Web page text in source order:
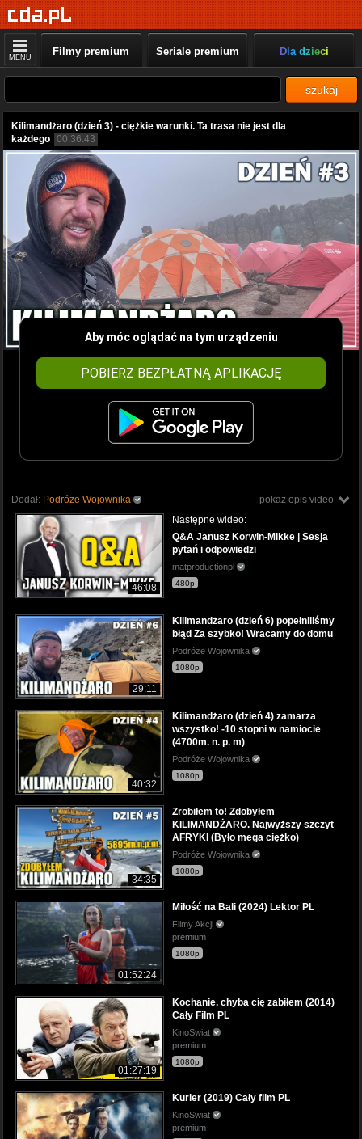
MENU Filmy premium Seriale premium Dla dzieci
szukaj
Kilimandżaro (dzień 3) - ciężkie warunki. Ta trasa nie jest dla
każdego 00:36:43
Aby móc oglądać na tym urządzeniu
POBIERZ BEZPŁATNĄ APLIKACJĘ
pokaż opis video
Dodał: Podróże Wojownika
46:08
Następne wideo:
Q&A Janusz Korwin-Mikke | Sesja
pytań i odpowiedzi
matproductionpl
480p
29:11
Kilimandżaro (dzień 6) popełniliśmy
błąd Za szybko! Wracamy do domu
Podróże Wojownika
1080p
40:32
Kilimandżaro (dzień 4) zamarza
wszystko! -10 stopni w namiocie
(4700m. n. p. m)
Podróże Wojownika
1080p
34:35
Zrobiłem to! Zdobyłem
KILIMANDŻARO. Najwyższy szczyt
AFRYKI (Było mega ciężko)
Podróże Wojownika
1080p
01:52:24
Miłość na Bali (2024) Lektor PL
Filmy Akcji
premium
1080p
01:27:19
Kochanie, chyba cię zabiłem (2014)
Cały Film PL
KinoSwiat
premium
1080p
Kurier (2019) Cały film PL
KinoSwiat
premium